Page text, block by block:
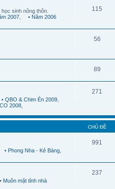
sinh nông thôn.
2007 • Năm 2006
115
56
89
• QBO & Chim Én 2009
2008
271
CHỦ ĐỀ
• Phong Nha - Kẻ Bàng
991
• Muôn mặt tỉnh nhà
237